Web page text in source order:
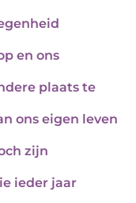
en ons
plaats te
ons eigen leven
zijn
ieder jaar